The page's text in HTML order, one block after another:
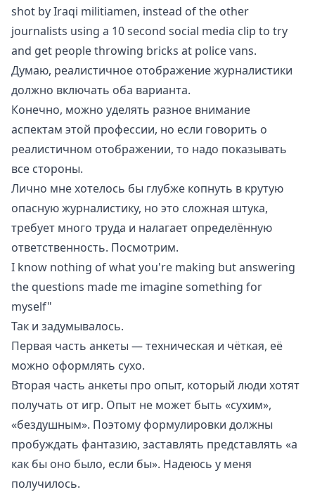
shot by Iraqi militiamen, instead of the other
journalists using a 10 second social media clip to try
and get people throwing bricks at police vans.
Думаю, реалистичное отображение журналистики
должно включать оба варианта.
Конечно, можно уделять разное внимание
аспектам этой профессии, но если говорить о
реалистичном отображении, то надо показывать
все стороны.
Лично мне хотелось бы глубже копнуть в крутую
опасную журналистику, но это сложная штука,
требует много труда и налагает определённую
ответственность. Посмотрим.
I know nothing of what you're making but answering
the questions made me imagine something for
myself"
Так и задумывалось.
Первая часть анкеты — техническая и чёткая, её
можно оформлять сухо.
Вторая часть анкеты про опыт, который люди хотят
получать от игр. Опыт не может быть «сухим»,
«бездушным». Поэтому формулировки должны
пробуждать фантазию, заставлять представлять «а
как бы оно было, если бы». Надеюсь у меня
получилось.